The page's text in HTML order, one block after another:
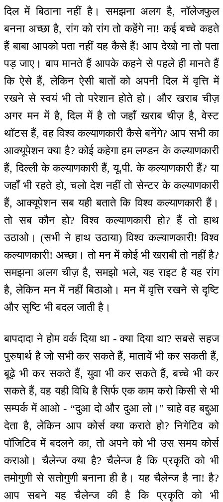
दिल में बिठाना नहीं है। समझना अलग है, नॉलेजफुल
बनना अच्छा है, रांग को रांग तो कहेंगे ना! कई बच्चे कहते
हैं बाबा आपको पता नहीं यह कैसे हैं! आप देखो ना तो पता
पड़ जाए। बाप मानते हैं आपके कहने से पहले ही मानते हैं
कि ऐसे हैं, लेकिन ऐसी बातों को अपनी दिल में वृत्ति में
रखने से स्वयं भी तो परेशान होते हो। और खराब चीज़
अगर मन में है, दिल में है तो जहाँ खराब चीज़ है, वेस्ट
थॉटस हैं, वह विश्व कल्याणकारी कैसे बनेंगे? आप सभी का
आक्यूपेशन क्या है? कोई कहेगा हम लण्डन के कल्याणकारी
हैं, दिल्ली के कल्याणकारी हैं, यू.पी. के कल्याणकारी हैं? या
जहाँ भी रहते हो, चलो देश नहीं तो सेन्टर के कल्याणकारी
हैं, आक्यूपेशन सब यही बताते कि विश्व कल्याणकारी हैं।
तो सब कौन हो? विश्व कल्याणकारी हो? हैं तो हाथ
उठाओ। (सभी ने हाथ उठाया) विश्व कल्याणकारी! विश्व
कल्याणकारी! अच्छा। तो मन में कोई भी खराबी तो नहीं है?
समझना अलग चीज़ है, समझो भले, यह राइट है यह रांग
है, लेकिन मन में नहीं बिठाओ। मन में वृत्ति रखने से दृष्टि
और सृष्टि भी बदल जाती है।
बापदादा ने होम वर्क दिया था - क्या दिया था? सबसे सहज
पुरुषार्थ है जो सभी कर सकते हैं, मातायें भी कर सकती हैं,
बूढ़े भी कर सकते हैं, युवा भी कर सकते हैं, बच्चे भी कर
सकते हैं, वह यही विधि है सिर्फ एक काम करो किसी से भी
सम्पर्क में आओ - “दुआ दो और दुआ लो।'' चाहे वह बद्दुआ
देता है, लेकिन आप कोर्स क्या कराते हो? निगेटिव को
पॉजिटिव में बदलने का, तो अपने को भी उस समय कोर्स
कराओ। चैलेन्ज क्या है? चैलेन्ज है कि प्रकृति को भी
तमोगुणी से सतोगुणी बनाना ही है। यह चैलेन्ज है ना! है?
आप सबने यह चैलेन्ज की है कि प्रकृति को भी